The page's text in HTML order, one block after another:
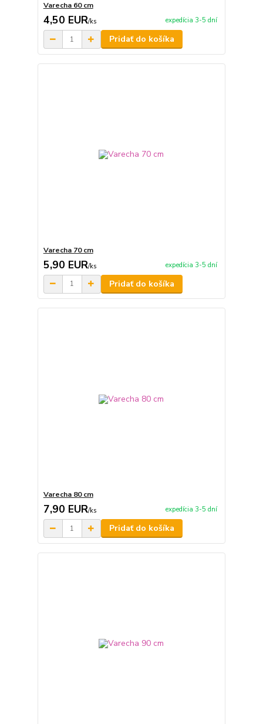
Varecha 60 cm
4,50 EUR/ks expedícia 3-5 dní
Pridať do košíka
Varecha 70 cm
5,90 EUR/ks expedícia 3-5 dní
Pridať do košíka
Varecha 80 cm
7,90 EUR/ks expedícia 3-5 dní
Pridať do košíka